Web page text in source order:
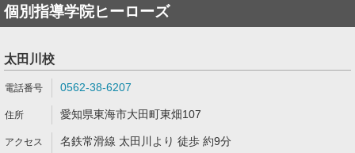
個別指導学院ヒーローズ
太田川校
0562-38-6207
愛知県東海市大田町東畑107
名鉄常滑線 太田川より 徒歩 約9分